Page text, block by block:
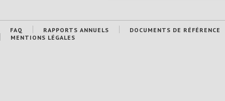
FAQ RAPPORTS ANNUELS
DOCUMENTS DE RÉFÉRENCE
MENTIONS LÉGALES